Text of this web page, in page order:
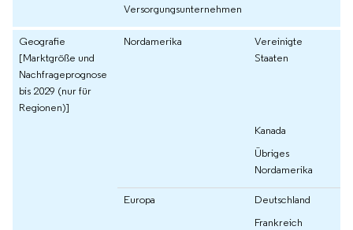
Versorgungsunternehmen
Geografie
[Marktgröße und
Nachfrageprognose
bis 2029 (nur für
Regionen)]
Nordamerika
Vereinigte
Staaten
Kanada
Übriges
Nordamerika
Europa
Deutschland
Frankreich